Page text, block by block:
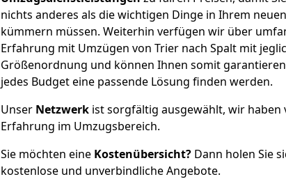
nichts anderes als die wichtigen Dinge in Ihrem
kümmern müssen. Weiterhin verfügen wir über
Erfahrung mit Umzügen von Trier nach Spalt mit
Größenordnung und können Ihnen somit
jedes Budget eine passende Lösung finden werden.
Unser Netzwerk ist sorgfältig ausgewählt, wir haben
Erfahrung im Umzugsbereich.
Sie möchten eine Kostenübersicht? Dann holen Sie
kostenlose und unverbindliche Angebote.